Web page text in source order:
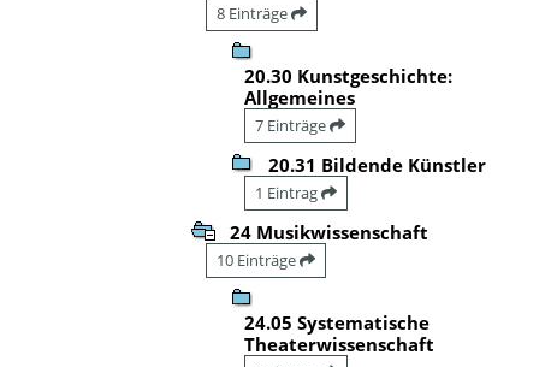
8 Einträge
20.30 Kunstgeschichte:
Allgemeines
7 Einträge
20.31 Bildende Künstler
1 Eintrag
24 Musikwissenschaft
10 Einträge
24.05 Systematische
Theaterwissenschaft